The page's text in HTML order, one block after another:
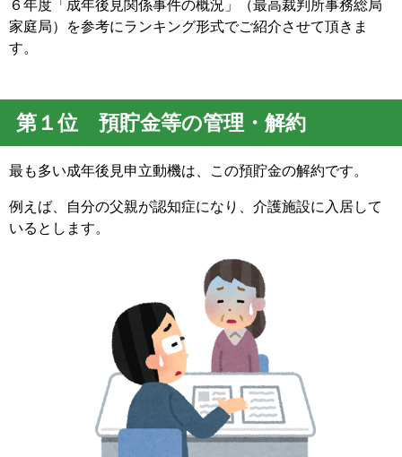
６年度「成年後見関係事件の概況」（最高裁判所事務総局
家庭局）を参考にランキング形式でご紹介させて頂きま
す。
第１位 預貯金等の管理・解約
最も多い成年後見申立動機は、この預貯金の解約です。
例えば、自分の父親が認知症になり、介護施設に入居して
いるとします。